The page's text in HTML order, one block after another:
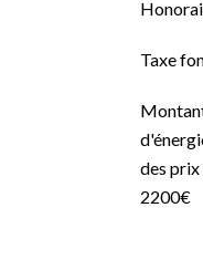
Taxe
des prix
2200€